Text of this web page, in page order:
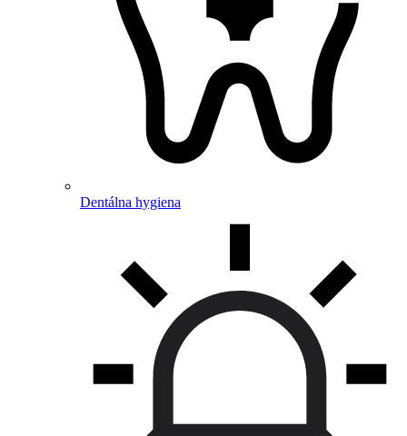
Dentálna hygiena